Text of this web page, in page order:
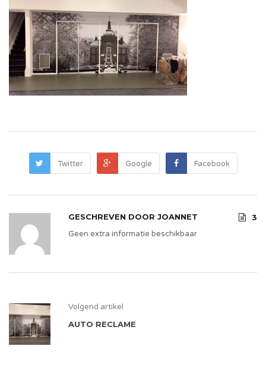
Twitter Google Facebook
GESCHREVEN DOOR JOANNET
3
Geen extra informatie beschikbaar
Volgend artikel
AUTO RECLAME